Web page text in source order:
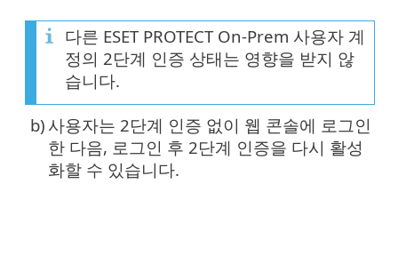
다른 ESET PROTECT On-Prem 사용자 계
정의 2단계 인증 상태는 영향을 받지 않
습니다.
b) 사용자는 2단계 인증 없이 웹 콘솔에 로그인
한 다음, 로그인 후 2단계 인증을 다시 활성
화할 수 있습니다.